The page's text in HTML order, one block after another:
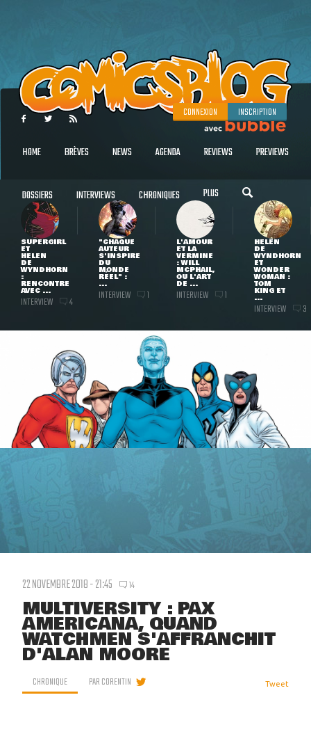
CONNEXION INSCRIPTION
HOME BRÈVES NEWS AGENDA REVIEWS PREVIEWS
DOSSIERS INTERVIEWS CHRONIQUES PLUS
SUPERGIRL
ET
HELEN
DE
WYNDHORN
:
RENCONTRE
AVEC ...
INTERVIEW 4
"CHAQUE
AUTEUR
S'INSPIRE
DU
MONDE
RÉEL" :
...
INTERVIEW 1
L'AMOUR
ET LA
VERMINE
: WILL
MCPHAIL,
OU L'ART
DE ...
INTERVIEW 1
HELEN
DE
WYNDHORN
ET
WONDER
WOMAN :
TOM
KING ET
...
INTERVIEW 3
22 NOVEMBRE 2018 - 21:45 14
MULTIVERSITY : PAX
AMERICANA, QUAND
WATCHMEN S'AFFRANCHIT
D'ALAN MOORE
CHRONIQUE PARCORENTIN Tweet